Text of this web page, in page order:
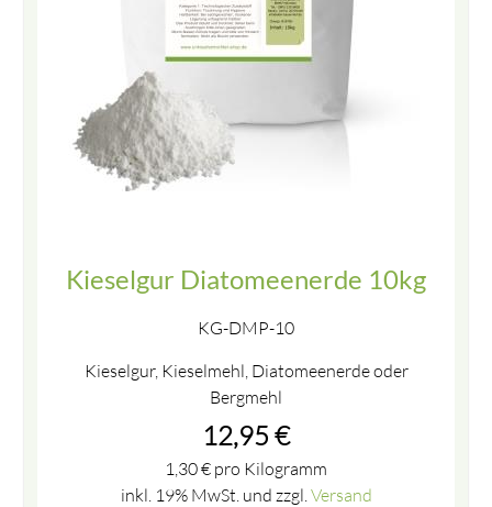
Kieselgur Diatomeenerde 10kg
KG-DMP-10
Kieselgur, Kieselmehl, Diatomeenerde oder
Bergmehl
12,95 €
1,30€ pro Kilogramm
inkl. 19% MwSt. und zzgl. Versand